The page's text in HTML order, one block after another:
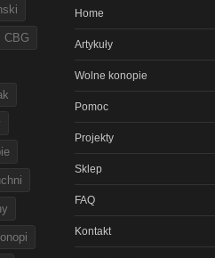
CBG
Home
Artykuły
Wolne konopie
Pomoc
Projekty
Sklep
FAQ
Kontakt